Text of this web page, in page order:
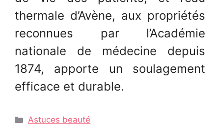
thermale d’Avène, aux propriétés
reconnues par l’Académie
nationale de médecine depuis
1874, apporte un soulagement
efficace et durable.
Catégories
Astuces beauté